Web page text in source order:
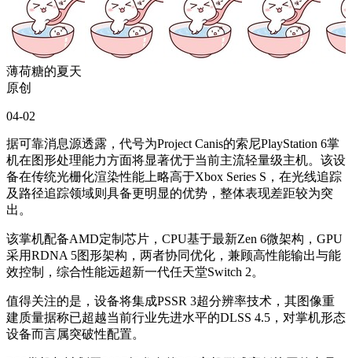
薄荷糖的夏天
原创
04-02
据可靠消息源透露，代号为Project Canis的索尼PlayStation 6掌
机在图形处理能力方面将显著优于当前主流轻量级主机。该设
备在传统光栅化渲染性能上略高于Xbox Series S，在光线追踪
及路径追踪领域则具备更明显的优势，整体表现差距较为突
出。
该掌机配备AMD定制芯片，CPU基于最新Zen 6微架构，GPU
采用RDNA 5图形架构，两者协同优化，兼顾高性能输出与能
效控制，综合性能远超新一代任天堂Switch 2。
值得关注的是，设备将集成PSSR 3超分辨率技术，其图像重
建质量据称已超越当前行业先进水平的DLSS 4.5，对掌机形态
设备而言属突破性配置。